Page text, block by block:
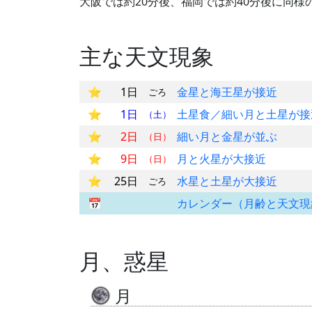
主な天文現象
1日 ごろ
金星と海王星が接近
1日
（土）
土星食／細い月と土星が
2日
（日）
細い月と金星が並ぶ
9日
（日）
月と火星が大接近
25日
ごろ
水星と土星が大接近
カレンダー（月齢と天文現
月、惑星
月